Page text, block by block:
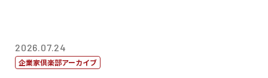
2026.07.24
企業家倶楽部アーカイブ